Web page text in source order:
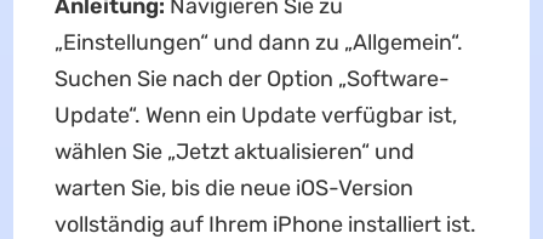
Anleitung: Navigieren Sie zu
„Einstellungen“ und dann zu „Allgemein“.
Suchen Sie nach der Option „Software-
Update“. Wenn ein Update verfügbar ist,
wählen Sie „Jetzt aktualisieren“ und
warten Sie, bis die neue iOS-Version
vollständig auf Ihrem iPhone installiert ist.